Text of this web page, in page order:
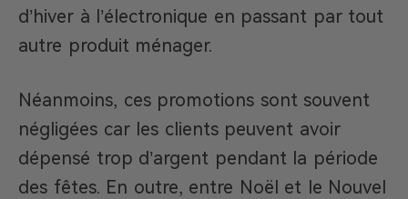
d’hiver à l’électronique en passant par tout
autre produit ménager.
Néanmoins, ces promotions sont souvent
négligées car les clients peuvent avoir
dépensé trop d’argent pendant la période
des fêtes. En outre, entre Noël et le Nouvel